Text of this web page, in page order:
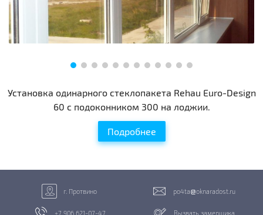
Установка одинарного стеклопакета Rehau Euro-Design
60 с подоконником 300 на лоджии.
Подробнее
г. Протвино po4ta oknaradost.ru
+7 906 621-07-47 Вызвать замерщика